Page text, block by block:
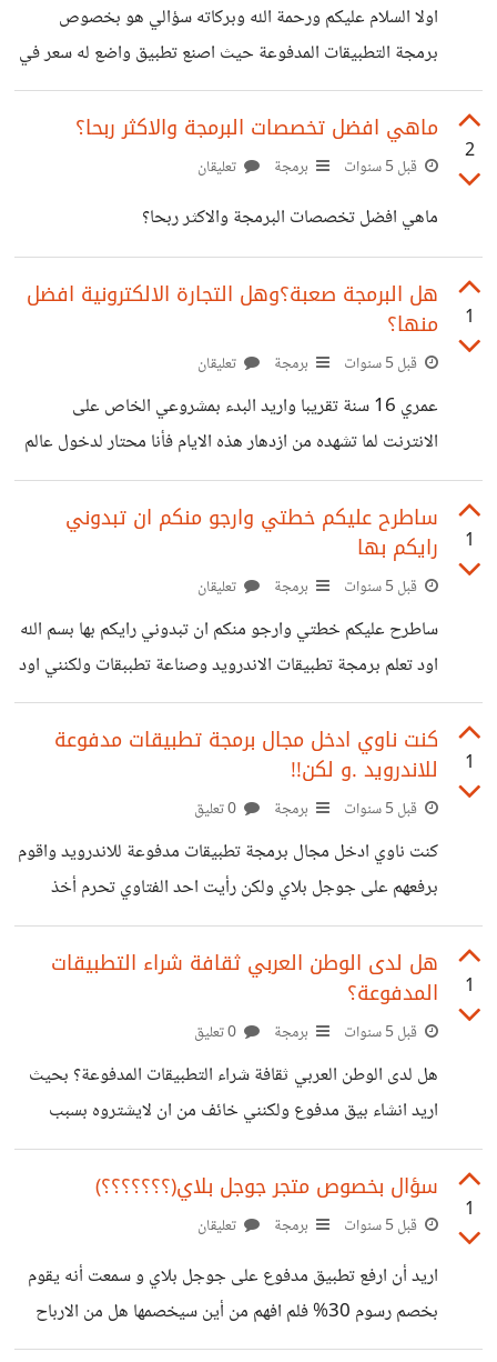
اولا السلام عليكم ورحمة الله وبركاته سؤالي هو بخصوص
برمجة التطبيقات المدفوعة حيث اصنع تطبيق واضع له سعر في
جوجل بلاي فهل هذا مجال مربح وكم يستغرق من الوقت للتعلم
وماهي اللغة المناسبة لهذا المجال واعطوني اهم وافضل النصائح
لكي انجح بهذا المجال وجزاكم الله خيرا
2
ماهي افضل تخصصات البرمجة والاكثر ربحا؟
قبل 5 سنوات برمجة تعليقان
ماهي افضل تخصصات البرمجة والاكثر ربحا؟
1
هل البرمجة صعبة؟وهل التجارة الالكترونية افضل
منها؟
قبل 5 سنوات برمجة تعليقان
عمري 16 سنة تقريبا واريد البدء بمشروعي الخاص على
الانترنت لما تشهده من ازدهار هذه الايام فأنا محتار لدخول عالم
البرمجة اسمعه الكثير يقولون صعب وياخذ وقت ويجب ان
تطون ذكي وتعرف الرياضيات فهل هذا صحيح ؟ وهل فيه ارباح
اكثر من التجارة الالكترونية؟ وماهو الافضل
1
ساطرح عليكم خطتي وارجو منكم ان تبدوني
رايكم بها
قبل 5 سنوات برمجة تعليقان
ساطرح عليكم خطتي وارجو منكم ان تبدوني رايكم بها بسم الله
اود تعلم برمجة تطبيقات الاندرويد وصناعة تطببقات ولكنني اود
رفعها على موقعي الخاص بحيث عند انشاء التطبيق اقوم بإنشاء
موقع خاص لشراء التطبيق من خلاله هل هي فكرة ناجحة
وتستحق اني اضع عليها وقتي ام لا
1
كنت ناوي ادخل مجال برمجة تطبيقات مدفوعة
للاندرويد .و لكن!!
قبل 5 سنوات برمجة
كنت ناوي ادخل مجال برمجة تطبيقات مدفوعة للاندرويد واقوم
برفعهم على جوجل بلاي ولكن رأيت احد الفتاوي تحرم أخذ
الاجرة على شكل نسبة لان جوجل بلاي يأخذ 30% من كل عملية
دفع واما فتاوي اخرى تجيز فو الله انا في حيرة ساعدوني
وجزاكم الله خيرا
1
هل لدى الوطن العربي ثقافة شراء التطبيقات
المدفوعة؟
قبل 5 سنوات برمجة
هل لدى الوطن العربي ثقافة شراء التطبيقات المدفوعة؟ بحيث
اريد انشاء بيق مدفوع ولكنني خائف من ان لايشتروه بسبب
فكرة ان الوطن العربي ليس لديه ثقافة شراء التطبيقات ام انا
مخطأ ارجو افادتنا
1
سؤال بخصوص متجر جوجل بلاي(؟؟؟؟؟؟؟)
قبل 5 سنوات برمجة تعليقان
اريد أن ارفع تطبيق مدفوع على جوجل بلاي و سمعت أنه يقوم
بخصم رسوم 30% فلم افهم من أين سيخصمها هل من الارباح
الكلية ام من مبلغ التطبيق مثلا تطبيق يساوي 10 دولار يقوم